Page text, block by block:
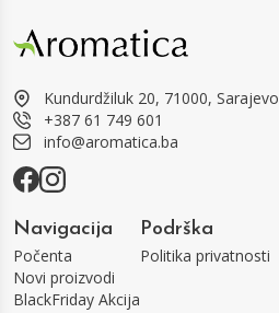
Kundurdžiluk 20, 71000, Sarajevo
+387 61 749 601
info@aromatica.ba
Navigacija
Počenta
Novi proizvodi
BlackFriday Akcija
Podrška
Politika privatnosti